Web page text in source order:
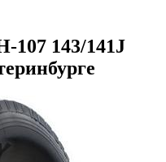
107 143/141J